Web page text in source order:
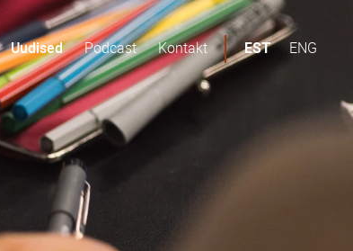
Uudised Podcast Kontakt EST ENG